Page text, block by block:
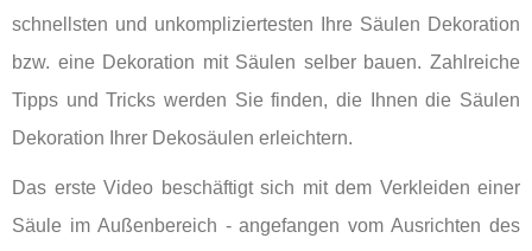
schnellsten und unkompliziertesten Ihre Säulen Dekoration
bzw. eine Dekoration mit Säulen selber bauen. Zahlreiche
Tipps und Tricks werden Sie finden, die Ihnen die Säulen
Dekoration Ihrer Dekosäulen erleichtern.
Das erste Video beschäftigt sich mit dem Verkleiden einer
Säule im Außenbereich - angefangen vom Ausrichten des